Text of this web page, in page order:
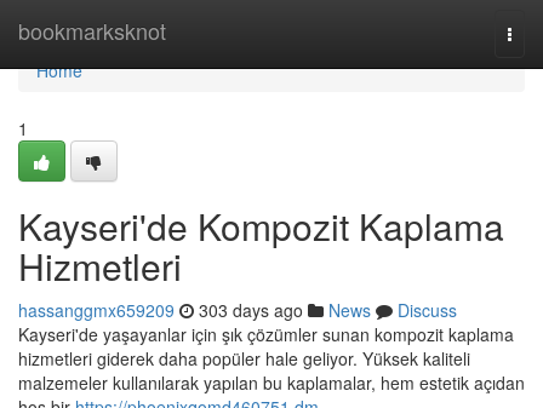
bookmarksknot
Home
Home
1
Kayseri'de Kompozit Kaplama
Hizmetleri
hassanggmx659209 303 days ago News
Discuss
Kayseri'de yaşayanlar için şık çözümler sunan kompozit kaplama
hizmetleri giderek daha popüler hale geliyor. Yüksek kaliteli
malzemeler kullanılarak yapılan bu kaplamalar, hem estetik açıdan